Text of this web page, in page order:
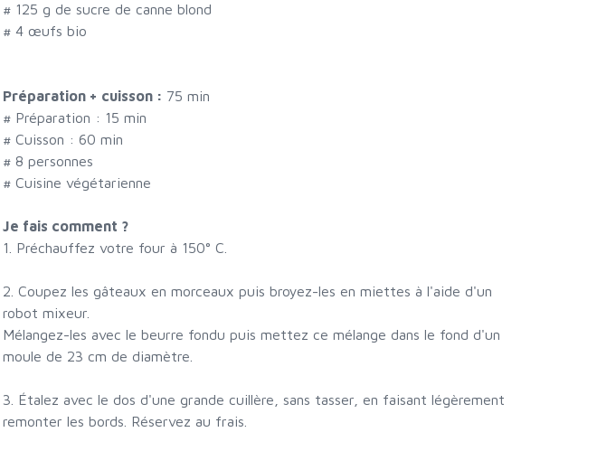
# 125 g de sucre de canne blond
# 4 œufs bio
Préparation + cuisson : 75 min
# Préparation : 15 min
# Cuisson : 60 min
# 8 personnes
# Cuisine végétarienne
Je fais comment ?
1. Préchauffez votre four à 150° C.
2. Coupez les gâteaux en morceaux puis broyez-les en miettes à l'aide d'un
robot mixeur.
Mélangez-les avec le beurre fondu puis mettez ce mélange dans le fond d'un
moule de 23 cm de diamètre.
3. Étalez avec le dos d'une grande cuillère, sans tasser, en faisant légèrement
remonter les bords. Réservez au frais.